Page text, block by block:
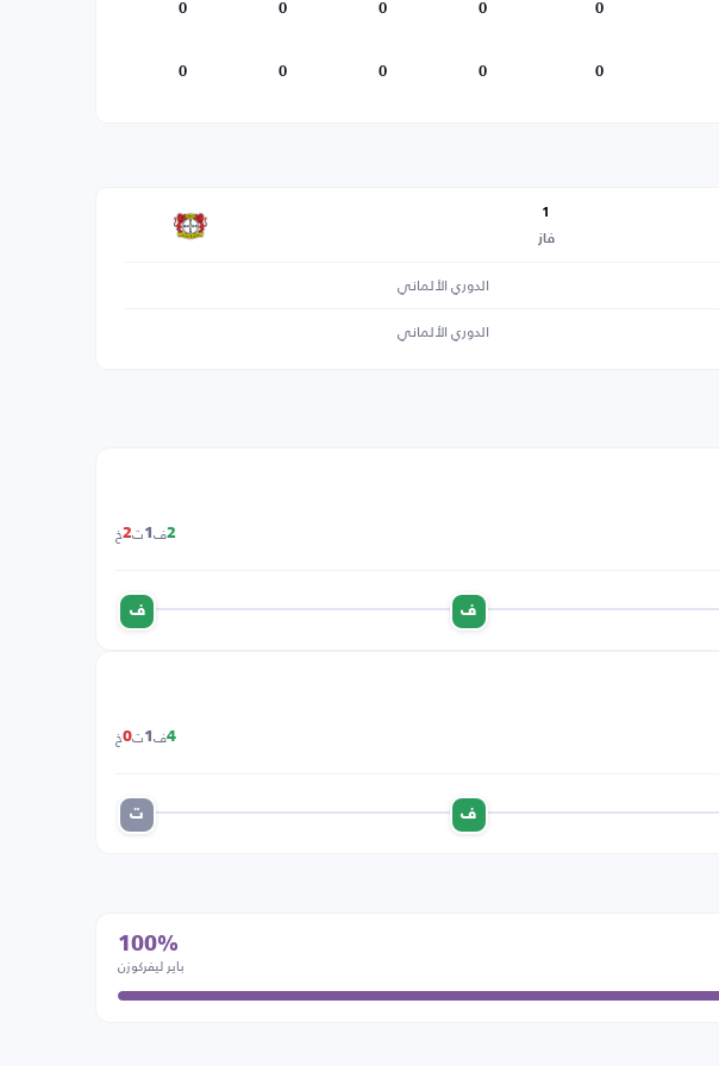
0
0
0
0
0
0
0
0
0
0
1
فاز
الدوري الألماني
الدوري الألماني
2ف 1ت2خ
ف ف
4ف 1ت0خ
ف ت
100%
باير ليفركوزن